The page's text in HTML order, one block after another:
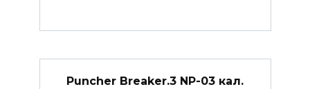
Puncher Breaker.3 NP-03 кал.